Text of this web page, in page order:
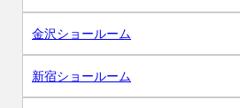
金沢ショールーム
新宿ショールーム